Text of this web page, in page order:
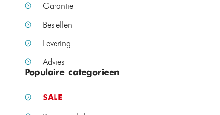
Garantie
Bestellen
Levering
Advies
Populaire categorieen
SALE